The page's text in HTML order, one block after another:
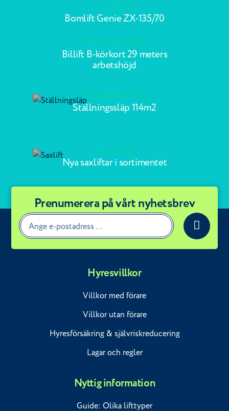
21 maj 2026
Bomlift Genie ZX-135/70
9 december 2025
Billift B-körkort 29 meters
arbetshöjd
14 september 2025
Ställningssläp 114m2
15 mars 2025
Nya saxliftar i sortimentet
Prenumerera på vårt nyhetsbrev
Hyresvillkor
Villkor med förare
Villkor utan förare
Hyresförsäkring & självriskreducering
Lagar och regler
Nyttig information
Guide: Olika lifttyper